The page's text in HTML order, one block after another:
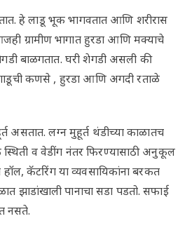
हे लाडू भूक भागवतात आणि शरीरास
ग्रामीण भागात हुरडा आणि मक्याचे
बाळगतात. घरी शेगडी असली की
शाडूची कणसे , हुरडा आणि अगदी रताळे
असतात. लग्न मुहूर्त थंडीच्या काळातच
स्थिती व वेडींग नंतर फिरण्यासाठी अनुकूल
कॅटरिंग या व्यवसायिकांना बरकत
झाडांखाली पानाचा सडा पडतो. सफाई
नसते.